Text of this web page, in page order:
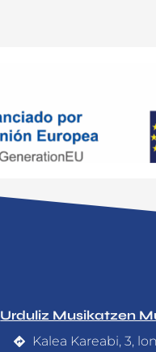
Urduliz Musikatzen
Kalea Kareabi, 3,